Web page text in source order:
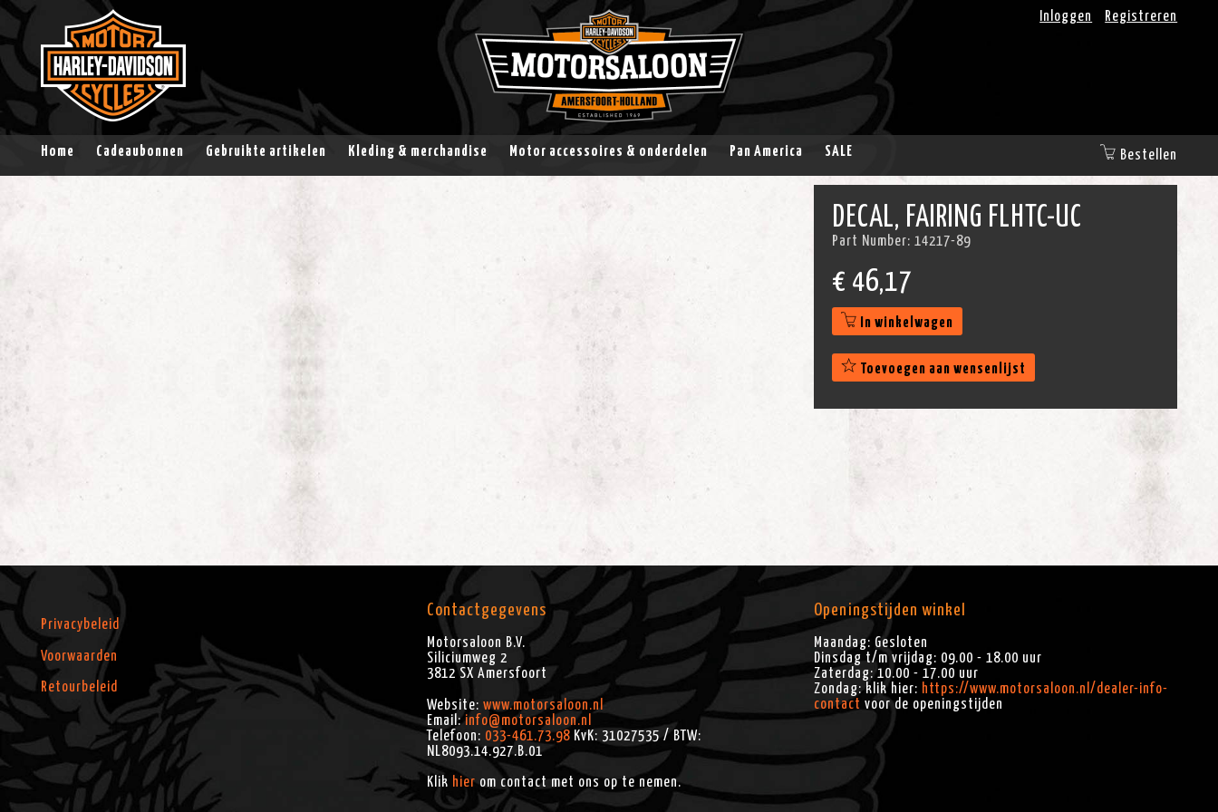
Inloggen Registreren
Home Cadeaubonnen Gebruikte artikelen Kleding & merchandise Motor accessoires & onderdelen Pan America SALE Bestellen
DECAL, FAIRING FLHTC-UC
Part Number: 14217-89
€ 46,17
In winkelwagen
Toevoegen aan wensenlijst
Privacybeleid
Voorwaarden
Retourbeleid
Contactgegevens
Motorsaloon B.V.
Siliciumweg 2
3812 SX Amersfoort
Website:www.motorsaloon.nl
Email:info@motorsaloon.nl
Telefoon: 033-461.73.98 KvK: 31027535 / BTW:
NL8093.14.927.B.01
Klik hierom contact met ons op te nemen.
Openingstijden winkel
Maandag: Gesloten
Dinsdag t/m vrijdag: 09.00 - 18.00 uur
Zaterdag: 10.00 - 17.00 uur
Zondag: klik hier: https://www.motorsaloon.nl/dealer-info-
contact voor de openingstijden